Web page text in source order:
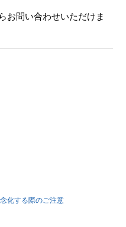
お問い合わせいただけま
化する際のご注意